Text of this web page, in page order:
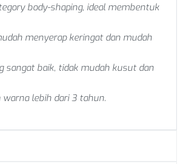
body-shaping, ideal membentuk
menyerap keringat dan mudah
sangat baik, tidak mudah kusut dan
warna lebih dari 3 tahun.